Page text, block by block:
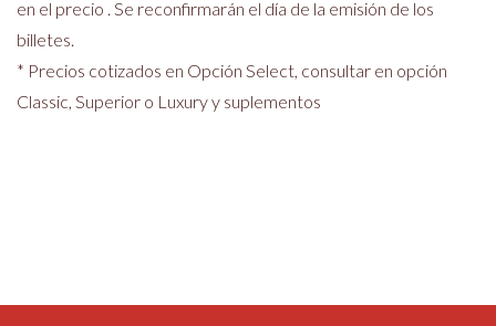
en el precio . Se reconfirmarán el día de la emisión de los
billetes.
* Precios cotizados en Opción Select, consultar en opción
Classic, Superior o Luxury y suplementos